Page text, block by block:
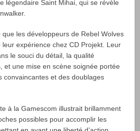
légendaire Saint Mihai, qui se révèle
les développeurs de Rebel Wolves
expérience chez CD Projekt. Leur
le souci du détail, la qualité
et une mise en scène soignée portée
convaincantes et des doublages
à la Gamescom illustrait brillamment
possibles pour accomplir les